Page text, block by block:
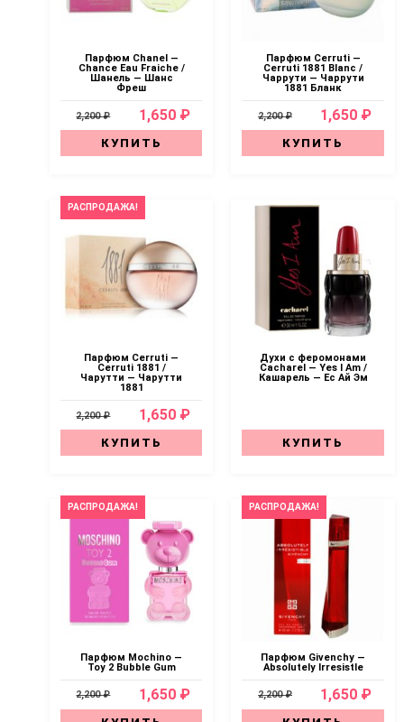
Парфюм Chanel —
Chance Eau Fraiche /
Шанель — Шанс
Фреш
2,200 ₽ 1,650 ₽
КУПИТЬ
Парфюм Cerruti —
Cerruti 1881 Blanc /
Чаррути — Чаррути
1881 Бланк
2,200 ₽ 1,650 ₽
КУПИТЬ
РАСПРОДАЖА!
Парфюм Cerruti —
Cerruti 1881 /
Чарутти — Чарутти
1881
2,200 ₽ 1,650 ₽
КУПИТЬ
Духи с феромонами
Cacharel — Yes I Am /
Кашарель — Ес Ай Эм
КУПИТЬ
РАСПРОДАЖА!
Парфюм Mochino —
Toy 2 Bubble Gum
2,200 ₽ 1,650 ₽
РАСПРОДАЖА!
Парфюм Givenchy —
Absolutely Irresistle
2,200 ₽ 1,650 ₽